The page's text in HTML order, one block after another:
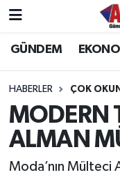
GÜNDEM
HABERLER ÇOK
MODERN
ALMAN
Moda’nın Mülteci
Hava Durumu
Trafik Durumu
Süper Lig
Tüm Manşetler